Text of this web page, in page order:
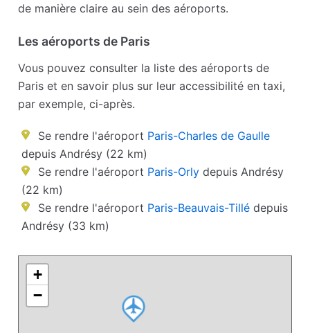
de manière claire au sein des aéroports.
Les aéroports de Paris
Vous pouvez consulter la liste des aéroports de
Paris et en savoir plus sur leur accessibilité en taxi,
par exemple, ci-après.
Se rendre l'aéroport Paris-Charles de Gaulle
depuis Andrésy (22 km)
Se rendre l'aéroport Paris-Orly depuis Andrésy
(22 km)
Se rendre l'aéroport Paris-Beauvais-Tillé depuis
Andrésy (33 km)
+
−